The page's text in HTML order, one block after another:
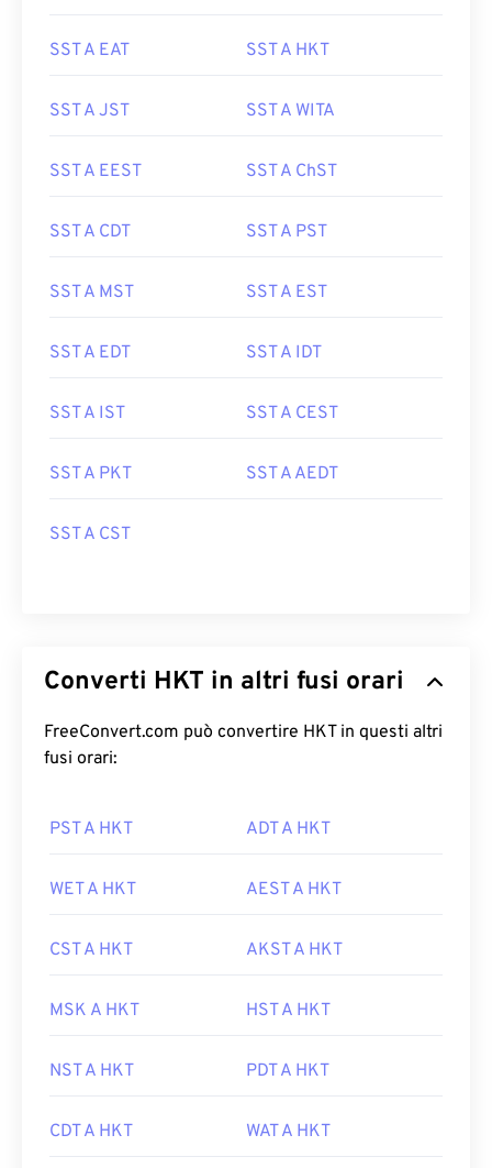
SST A EAT SST A HKT
SST A JST SST A WITA
SST A EEST SST A ChST
SST A CDT SST A PST
SST A MST SST A EST
SST A EDT SST A IDT
SST A IST SST A CEST
SST A PKT SST A AEDT
SST A CST
Converti HKT in altri fusi orari
FreeConvert.com può convertire HKT in questi altri
fusi orari:
PST A HKT ADT A HKT
WET A HKT AEST A HKT
CST A HKT AKST A HKT
MSK A HKT HST A HKT
NST A HKT PDT A HKT
CDT A HKT WAT A HKT